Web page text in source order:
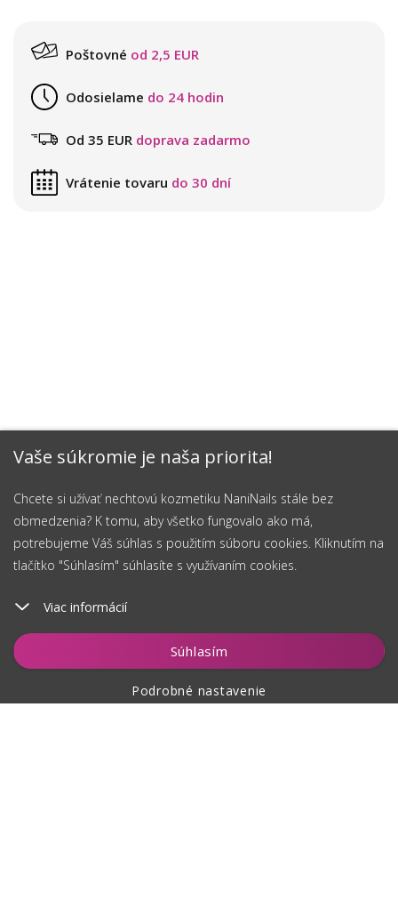
Vaše súkromie je naša priorita!
Chcete si užívať nechtovú kozmetiku NaniNails stále bez
obmedzenia? K tomu, aby všetko fungovalo ako má,
potrebujeme Váš súhlas s použitím súboru cookies. Kliknutím na
tlačítko "Súhlasím" súhlasíte s využívaním cookies.
Viac informácií
Súhlasím
Podrobné nastavenie
Vložiť do košíka
Poštovné od 2,5 EUR
Odosielame do 24 hodin
Od 35 EUR doprava zadarmo
Vrátenie tovaru do 30 dní